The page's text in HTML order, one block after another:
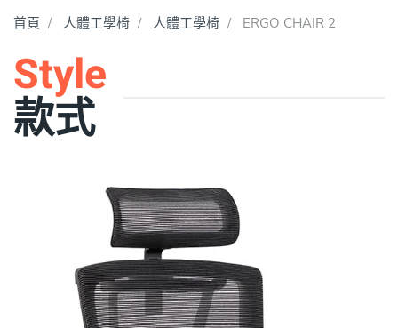
首頁 人體工學椅 人體工學椅 ERGO CHAIR 2
Style
款式